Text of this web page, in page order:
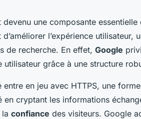
devenu une composante essentielle
d’améliorer l’expérience
de recherche. En effet, Google
utilisateur grâce à une structure
entre en jeu avec HTTPS, une
en cryptant les informations
confiance des visiteurs. Google